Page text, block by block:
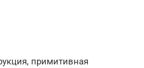
примитивная